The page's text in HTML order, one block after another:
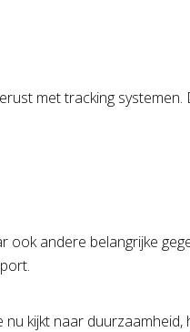
met tracking
ook andere belangrijke
kijkt naar